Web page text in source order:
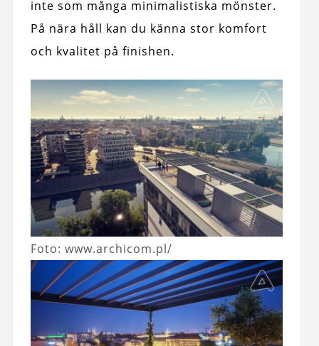
inte som många minimalistiska mönster.
På nära håll kan du känna stor komfort
och kvalitet på finishen.
Foto: www.archicom.pl/